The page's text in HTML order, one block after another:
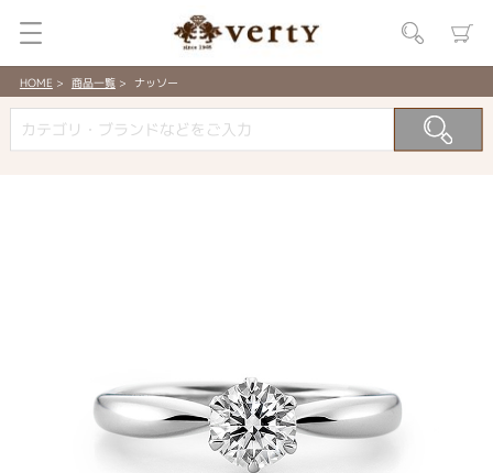
HOME 商品一覧 ナッソー